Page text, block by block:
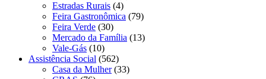
Estradas Rurais (4)
Feira Gastronômica (79)
Feira Verde (30)
Mercado da Família (13)
Vale-Gás (10)
Assistência Social (562)
Casa da Mulher(33)